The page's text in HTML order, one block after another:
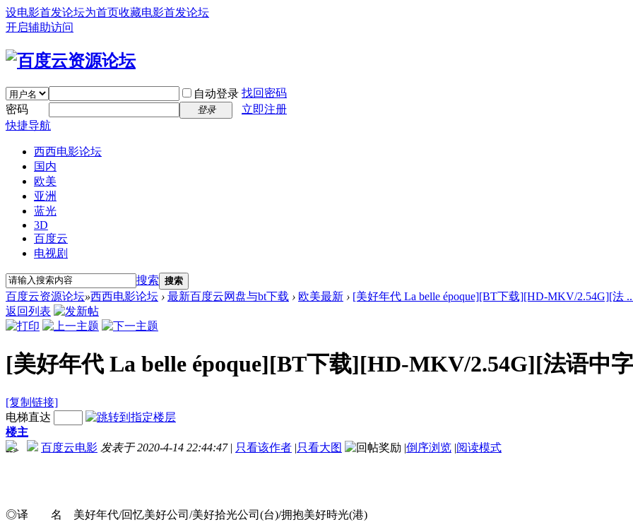
设电影首发论坛为首页收藏电影首发论坛
开启辅助访问
自动登录 找回密码
密码
登录
立即注册
快捷导航
西西电影论坛
国内
欧美
亚洲
蓝光
3D
百度云
电视剧
搜索 搜索
百度云资源论坛»西西电影论坛 › 最新百度云网盘与bt下载 › 欧美最新 › [美好年代 La belle époque][BT下载][HD-MKV/2.54G][法
返回列表
[美好年代 La belle époque][BT下载][HD-MKV/2.54G][法语中
[复制链接]
电梯直达
楼主
百度云电影 发表于 2020-4-14 22:44:47 | 只看该作者 |只看大图 |倒序浏览 |阅读模式
-->
◎译 名 美好年代/回忆美好公司/美好拾光公司(台)/拥抱美好時光(港)